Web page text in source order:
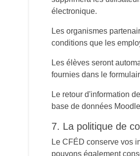
électronique.
Les organismes
conditions que les
Les élèves seront
fournies dans le
Le retour d'information
base de données
7. La politique de
Le CFÉD conserve vos
pouvons également